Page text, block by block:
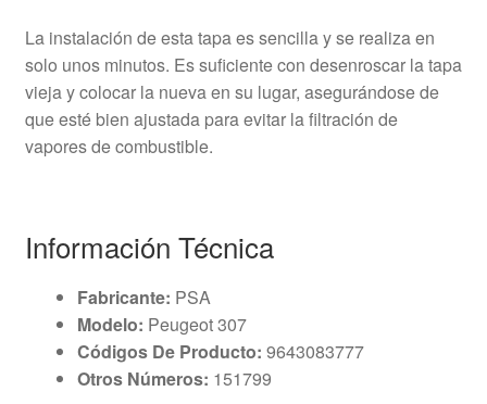
La instalación de esta tapa es sencilla y se realiza en
solo unos minutos. Es suficiente con desenroscar la tapa
vieja y colocar la nueva en su lugar, asegurándose de
que esté bien ajustada para evitar la filtración de
vapores de combustible.
Información Técnica
Fabricante: PSA
Modelo: Peugeot 307
Códigos De Producto: 9643083777
Otros Números: 151799